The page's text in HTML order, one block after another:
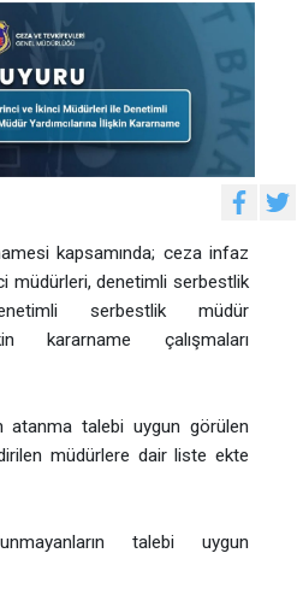
kapsamında; ceza infaz
müdürleri, denetimli serbestlik
serbestlik müdür
kararname çalışmaları
atanma talebi uygun görülen
müdürlere dair liste ekte
talebi uygun